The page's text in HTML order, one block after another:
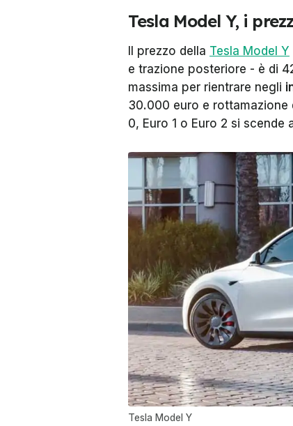
Tesla Model Y, i
Il prezzo della Tesla Model Y
e trazione posteriore - è di
massima per rientrare negli
30.000 euro e rottamazione
0, Euro 1 o Euro 2 si scende
Tesla Model Y